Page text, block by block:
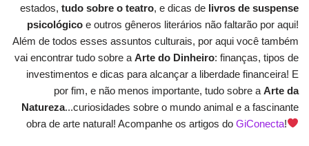
estados, tudo sobre o teatro, e dicas de livros de suspense
psicológico e outros gêneros literários não faltarão por aqui!
Além de todos esses assuntos culturais, por aqui você também
vai encontrar tudo sobre a Arte do Dinheiro: finanças, tipos de
investimentos e dicas para alcançar a liberdade financeira! E
por fim, e não menos importante, tudo sobre a Arte da
Natureza...curiosidades sobre o mundo animal e a fascinante
obra de arte natural! Acompanhe os artigos do GiConecta!